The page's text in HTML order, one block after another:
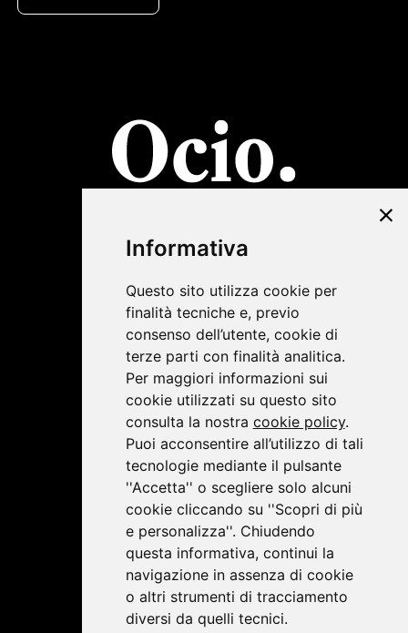
Informativa
Questo sito utilizza cookie per
finalità tecniche e, previo
consenso dell’utente, cookie di
terze parti con finalità analitica.
Per maggiori informazioni sui
cookie utilizzati su questo sito
consulta la nostra cookie policy.
Puoi acconsentire all’utilizzo di tali
tecnologie mediante il pulsante
''Accetta'' o scegliere solo alcuni
cookie cliccando su ''Scopri di più
e personalizza''. Chiudendo
questa informativa, continui la
navigazione in assenza di cookie
o altri strumenti di tracciamento
diversi da quelli tecnici.
Privacy Policy | Cookie Policy